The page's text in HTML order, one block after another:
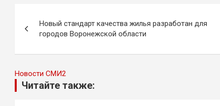
по
записям
Новый стандарт качества жилья разработан для
городов Воронежской области
Новости СМИ2
Читайте также: